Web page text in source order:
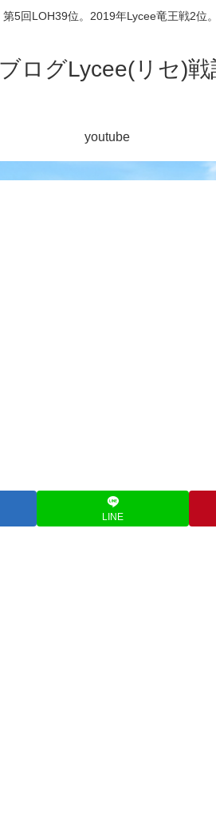
5回LOH39位。2019年Lycee竜王戦2位
ログLycee(リセ)戦
youtube
LINE